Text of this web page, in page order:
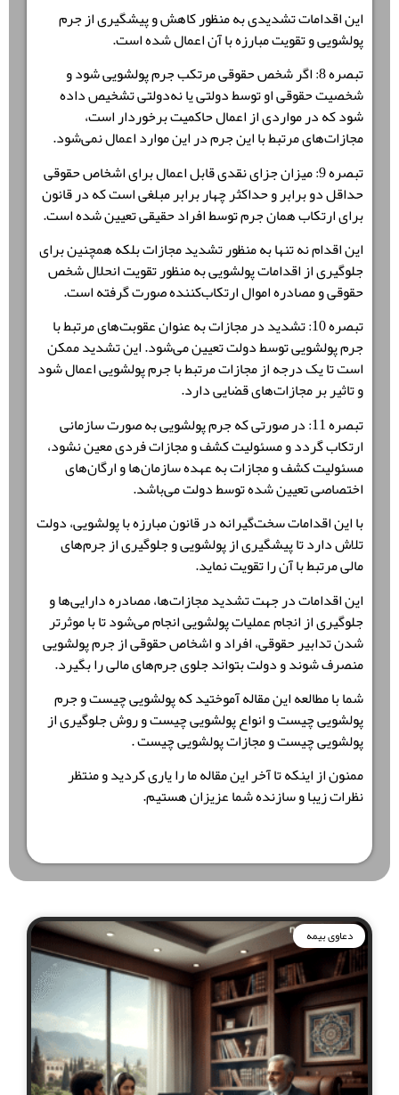
این اقدامات تشدیدی به منظور کاهش و پیشگیری از جرم
پولشویی و تقویت مبارزه با آن اعمال شده است.
تبصره 8: اگر شخص حقوقی مرتکب جرم پولشویی شود و
شخصیت حقوقی او توسط دولتی یا نه‌دولتی تشخیص داده
شود که در مواردی از اعمال حاکمیت برخوردار است،
مجازات‌های مرتبط با این جرم در این موارد اعمال نمی‌شود.
تبصره 9: میزان جزای نقدی قابل اعمال برای اشخاص حقوقی
حداقل دو برابر و حداکثر چهار برابر مبلغی است که در قانون
برای ارتکاب همان جرم توسط افراد حقیقی تعیین شده است.
این اقدام نه تنها به منظور تشدید مجازات بلکه همچنین برای
جلوگیری از اقدامات پولشویی به منظور تقویت انحلال شخص
حقوقی و مصادره اموال ارتکاب‌کننده صورت گرفته است.
تبصره 10: تشدید در مجازات به عنوان عقوبت‌های مرتبط با
جرم پولشویی توسط دولت تعیین می‌شود. این تشدید ممکن
است تا یک درجه از مجازات مرتبط با جرم پولشویی اعمال شود
و تاثیر بر مجازات‌های قضایی دارد.
تبصره 11: در صورتی که جرم پولشویی به صورت سازمانی
ارتکاب گردد و مسئولیت کشف و مجازات فردی معین نشود،
مسئولیت کشف و مجازات به عهده سازمان‌ها و ارگان‌های
اختصاصی تعیین شده توسط دولت می‌باشد.
با این اقدامات سخت‌گیرانه در قانون مبارزه با پولشویی، دولت
تلاش دارد تا پیشگیری از پولشویی و جلوگیری از جرم‌های
مالی مرتبط با آن را تقویت نماید.
این اقدامات در جهت تشدید مجازات‌ها، مصادره دارایی‌ها و
جلوگیری از انجام عملیات پولشویی انجام می‌شود تا با موثرتر
شدن تدابیر حقوقی، افراد و اشخاص حقوقی از جرم پولشویی
منصرف شوند و دولت بتواند جلوی جرم‌های مالی را بگیرد.
شما با مطالعه این مقاله آموختید که پولشویی چیست و جرم
پولشویی چیست و انواع پولشویی چیست و روش جلوگیری از
پولشویی چیست و مجازات پولشویی چیست .
ممنون از اینکه تا آخر این مقاله ما را یاری کردید و منتظر
نظرات زیبا و سازنده شما عزیزان هستیم.
دعاوی بیمه